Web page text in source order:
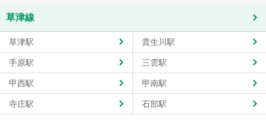
草津線
草津駅 貴生川駅
手原駅 三雲駅
甲西駅 甲南駅
寺庄駅 石部駅